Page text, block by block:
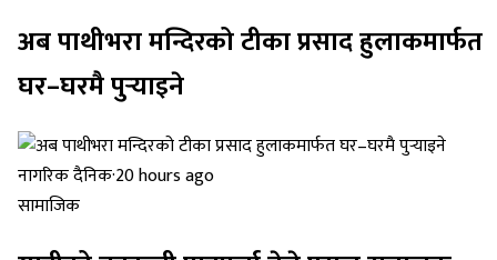
अब पाथीभरा मन्दिरको टीका प्रसाद हुलाकमार्फत
घर–घरमै पुर्‍याइने
नागरिक दैनिक·20 hours ago
सामाजिक